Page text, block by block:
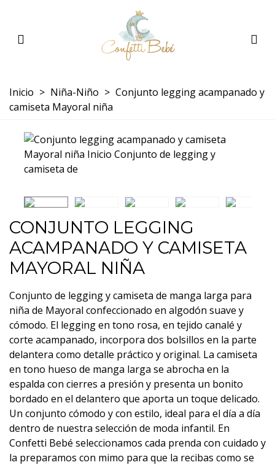
Inicio > Niña-Niño > Conjunto legging acampanado y
camiseta Mayoral niña
CONJUNTO LEGGING
ACAMPANADO Y CAMISETA
MAYORAL NIÑA
Conjunto de legging y camiseta de manga larga para
niña de Mayoral confeccionado en algodón suave y
cómodo. El legging en tono rosa, en tejido canalé y
corte acampanado, incorpora dos bolsillos en la parte
delantera como detalle práctico y original. La camiseta
en tono hueso de manga larga se abrocha en la
espalda con cierres a presión y presenta un bonito
bordado en el delantero que aporta un toque delicado.
Un conjunto cómodo y con estilo, ideal para el día a día
dentro de nuestra selección de moda infantil. En
Confetti Bebé seleccionamos cada prenda con cuidado y
la preparamos con mimo para que la recibas como se